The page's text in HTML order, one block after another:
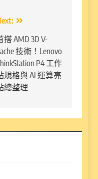
搭 AMD 3D V-
技術！Lenovo
P4 工作
規格與 AI 運算亮
總整理